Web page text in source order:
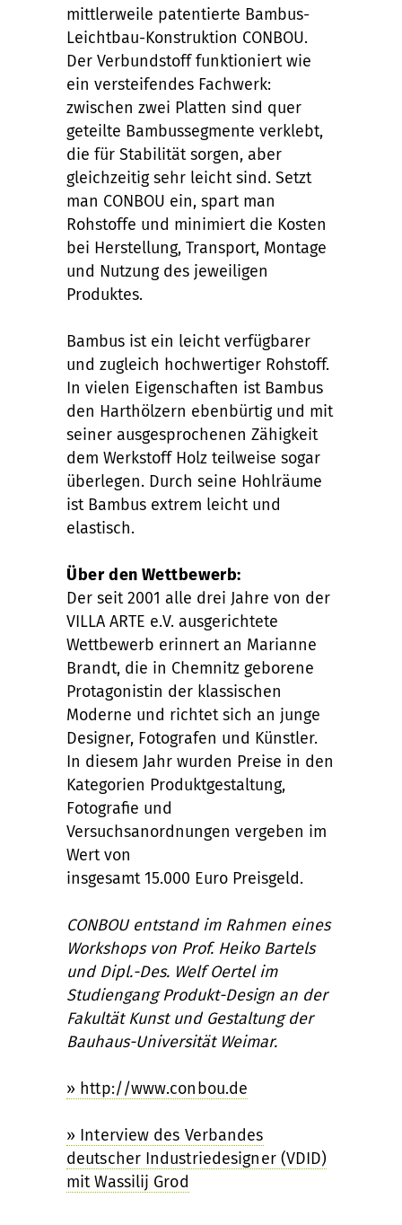
mittlerweile patentierte Bambus-
Leichtbau-Konstruktion CONBOU.
Der Verbundstoff funktioniert wie
ein versteifendes Fachwerk:
zwischen zwei Platten sind quer
geteilte Bambussegmente verklebt,
die für Stabilität sorgen, aber
gleichzeitig sehr leicht sind. Setzt
man CONBOU ein, spart man
Rohstoffe und minimiert die Kosten
bei Herstellung, Transport, Montage
und Nutzung des jeweiligen
Produktes.
Bambus ist ein leicht verfügbarer
und zugleich hochwertiger Rohstoff.
In vielen Eigenschaften ist Bambus
den Harthölzern ebenbürtig und mit
seiner ausgesprochenen Zähigkeit
dem Werkstoff Holz teilweise sogar
überlegen. Durch seine Hohlräume
ist Bambus extrem leicht und
elastisch.
Über den Wettbewerb:
Der seit 2001 alle drei Jahre von der
VILLA ARTE e.V. ausgerichtete
Wettbewerb erinnert an Marianne
Brandt, die in Chemnitz geborene
Protagonistin der klassischen
Moderne und richtet sich an junge
Designer, Fotografen und Künstler.
In diesem Jahr wurden Preise in den
Kategorien Produktgestaltung,
Fotografie und
Versuchsanordnungen vergeben im
Wert von
insgesamt 15.000 Euro Preisgeld.
CONBOU entstand im Rahmen eines
Workshops von Prof. Heiko Bartels
und Dipl.-Des. Welf Oertel im
Studiengang Produkt-Design an der
Fakultät Kunst und Gestaltung der
Bauhaus-Universität Weimar.
» http://www.conbou.de
» Interview des Verbandes
deutscher Industriedesigner (VDID)
mit Wassilij Grod